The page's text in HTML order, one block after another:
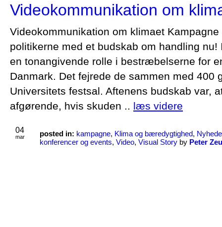
Videokommunikation om
Videokommunikation om klimaet
politikerne med et budskab om handling
en tonangivende rolle i bestræbelserne for
Danmark. Det fejrede de sammen med 400
Universitets festsal. Aftenens budskab var,
afgørende, hvis skuden .. læs videre
04
mar posted in: kampagne, Klima og bæredygtighed,
konferencer og events, Video, Visual Story by Peter